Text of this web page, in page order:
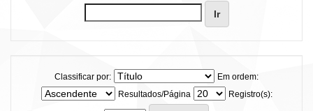
Classificar por:
Em ordem:
Resultados/Página
Registro(s):